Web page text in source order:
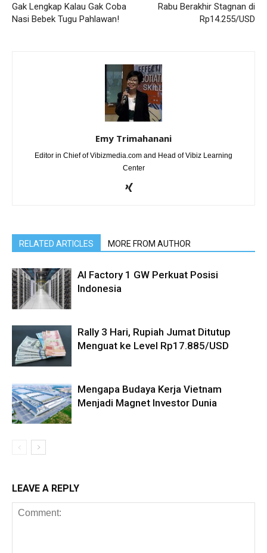
Gak Lengkap Kalau Gak Coba
Nasi Bebek Tugu Pahlawan!
Rabu Berakhir Stagnan di
Rp14.255/USD
Emy Trimahanani
Editor in Chief of Vibizmedia.com and Head of Vibiz Learning
Center
RELATED ARTICLES MORE FROM AUTHOR
AI Factory 1 GW Perkuat Posisi
Indonesia
Rally 3 Hari, Rupiah Jumat Ditutup
Menguat ke Level Rp17.885/USD
Mengapa Budaya Kerja Vietnam
Menjadi Magnet Investor Dunia
LEAVE A REPLY